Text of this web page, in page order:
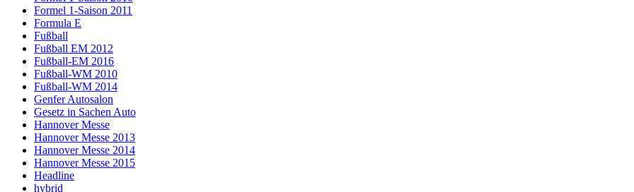
Formel 1-Saison 2011
Formula E
Fußball
Fußball EM 2012
Fußball-EM 2016
Fußball-WM 2010
Fußball-WM 2014
Genfer Autosalon
Gesetz in Sachen Auto
Hannover Messe
Hannover Messe 2013
Hannover Messe 2014
Hannover Messe 2015
Headline
hybrid